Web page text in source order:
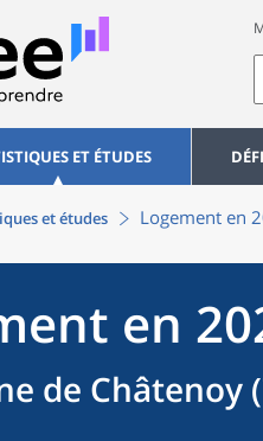
ET ÉTUDES
et études Logement en
en
de Châtenoy